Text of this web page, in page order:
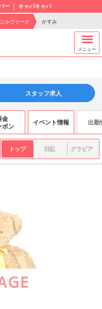
ー キャバキャバ
ルヴァーナ かすみ
メニュー
スタッフ求人
金
ポン
イベント情報 出勤
トップ 日記 グラビア